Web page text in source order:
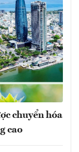
chuyển hóa
cao